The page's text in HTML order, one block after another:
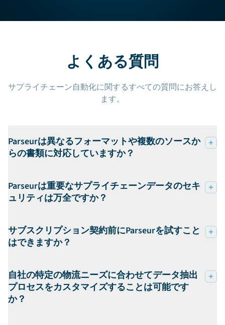
よくある質問
サプライチェーン自動化に関するすべての質問にお答えし
ます。
Parseurは異なるフォーマットや複数のソースか
らの書類に対応していますか？
Parseurは重要なサプライチェーンデータのセキ
ュリティは万全ですか？
サブスクリプション契約前にParseurを試すこと
はできますか？
自社の特定の物流ニーズに合わせてデータ抽出
プロセスをカスタマイズすることは可能です
か？